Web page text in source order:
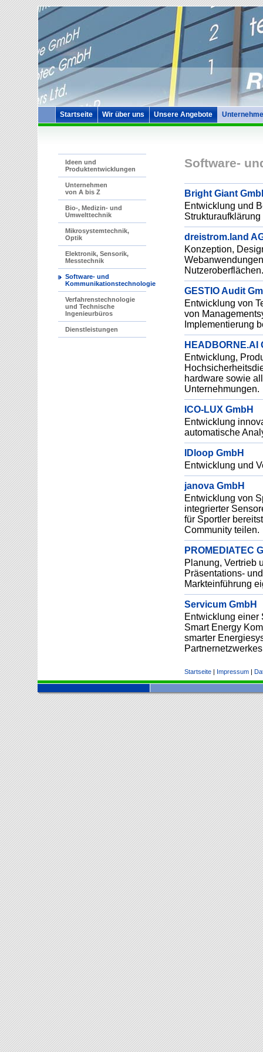
Startseite Wir über uns Unsere Angebote
Ideen und
Produktentwicklungen
Unternehmen
von A bis Z
Bio-, Medizin- und
Umwelttechnik
Mikrosystemtechnik,
Optik
Elektronik, Sensorik,
Messtechnik
Software- und
Kommunikationstechnologie
Verfahrenstechnologie
und Technische
Ingenieurbüros
Dienstleistungen
Software-
Bright Giant
Entwicklung und
dreistrom.land
Konzeption,
Nutzeroberflächen.
GESTIO Audit
Entwicklung von
von
Implementierung
HEADBORNE.AI
Entwicklung,
hardware sowie
Unternehmungen.
ICO-LUX GmbH
Entwicklung
automatische
IDloop GmbH
Entwicklung und
janova GmbH
Entwicklung von
integrierter
für Sportler
Community teilen.
PROMEDIATEC
Planung, Vertrieb
Präsentations-
Markteinführung
Servicum GmbH
Entwicklung einer
Smart Energy
smarter
Startseite| Impressum|